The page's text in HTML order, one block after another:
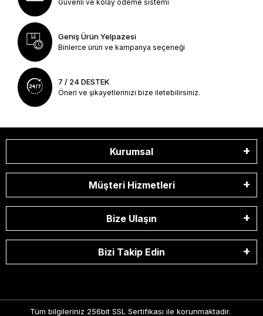
Güvenli ve kolay ödeme sistemi
Geniş Ürün Yelpazesi
Binlerce ürün ve kampanya seçeneği
7 / 24 DESTEK
Öneri ve şikayetlerinizi bize iletebilirsiniz.
Kurumsal
Müşteri Hizmetleri
Bize Ulaşın
Bizi Takip Edin
Tüm bilgileriniz 256bit SSL Sertifikası ile korunmaktadır.